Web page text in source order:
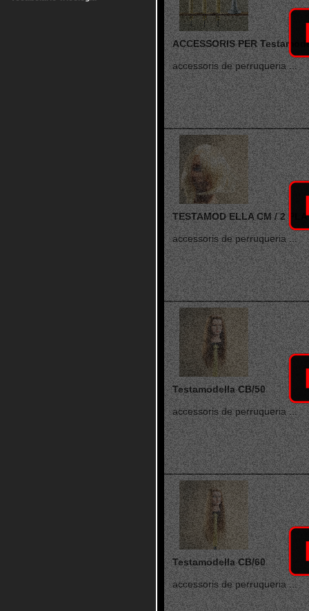
ACCESSORIS PER
accessoris de perruqueria ...
TESTAMOD ELLA CM / 2
accessoris de perruqueria ...
Testamodella CB/50
accessoris de perruqueria ...
Testamodella CB/60
accessoris de perruqueria ...